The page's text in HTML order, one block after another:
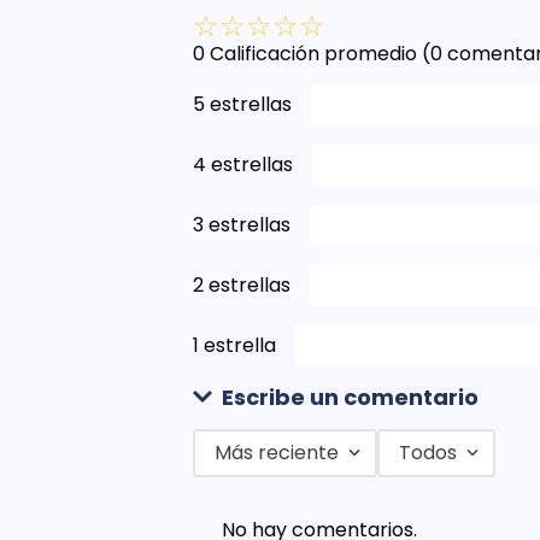
☆☆☆☆☆
0 Calificación promedio (0
5 estrellas
4 estrellas
3 estrellas
2 estrellas
1 estrella
Escribe un comentario
Más reciente Todos
No hay comentarios.